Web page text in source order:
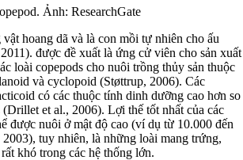
Ảnh: ResearchGate
hoang dã và là con mồi tự nhiên cho ấu
được đề xuất là ứng cử viên cho sản xuất
loài copepods cho nuôi trồng thủy sản thuộc
và cyclopoid (Støttrup, 2006). Các
có các thuộc tính dinh dưỡng cao hơn so
et al., 2006). Lợi thế tốt nhất của các
được nuôi ở mật độ cao (ví dụ từ 10.000 đến
tuy nhiên, là những loài mang trứng,
khó trong các hệ thống lớn.